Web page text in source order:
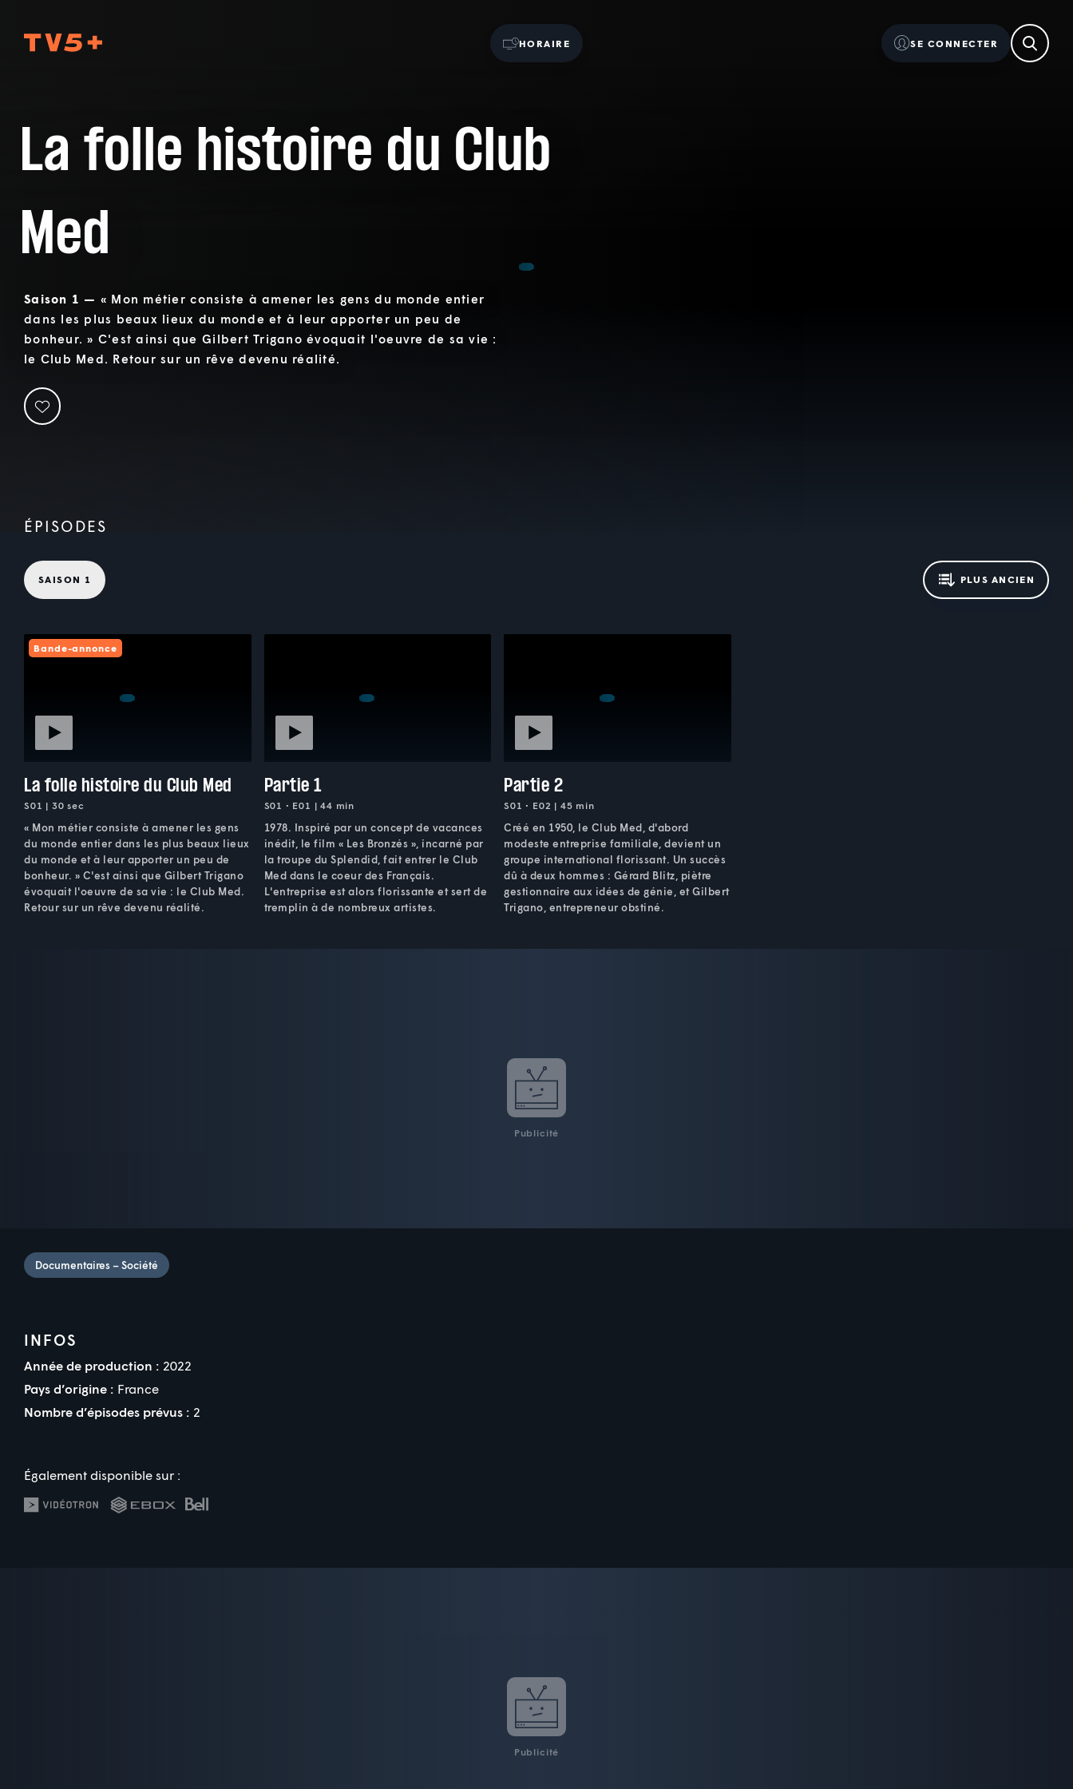
HORAIRE SE CONNECTER
La folle histoire du Club
Med
Saison 1 — « Mon métier consiste à amener les gens du monde entier
dans les plus beaux lieux du monde et à leur apporter un peu de
bonheur. » C'est ainsi que Gilbert Trigano évoquait l'oeuvre de sa vie :
le Club Med. Retour sur un rêve devenu réalité.
ÉPISODES
SAISON 1 PLUS ANCIEN
Bande-annonce
La folle histoire du Club Med
S01 | 30 sec
« Mon métier consiste à amener les gens
du monde entier dans les plus beaux lieux
du monde et à leur apporter un peu de
bonheur. » C'est ainsi que Gilbert Trigano
évoquait l'oeuvre de sa vie : le Club Med.
Retour sur un rêve devenu réalité.
Partie 1
S01 • E01 | 44 min
1978. Inspiré par un concept de vacances
inédit, le film « Les Bronzés », incarné par
la troupe du Splendid, fait entrer le Club
Med dans le coeur des Français.
L'entreprise est alors florissante et sert de
tremplin à de nombreux artistes.
Partie 2
S01 • E02 | 45 min
Créé en 1950, le Club Med, d'abord
modeste entreprise familiale, devient un
groupe international florissant. Un succès
dû à deux hommes : Gérard Blitz, piètre
gestionnaire aux idées de génie, et Gilbert
Trigano, entrepreneur obstiné.
Publicité
Documentaires – Société
INFOS
Année de production : 2022
Pays d’origine : France
Nombre d’épisodes prévus : 2
Également disponible sur :
Publicité